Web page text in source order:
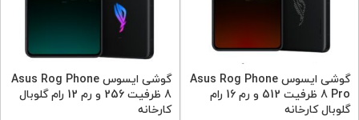
گوشی ایسوس Asus Rog Phone
8 Pro ظرفیت 512 و رم 16 رام
گلوبال کارخانه
گوشی ایسوس Asus Rog Phone
8 ظرفیت 256 و رم 12 رام گلوبال
کارخانه